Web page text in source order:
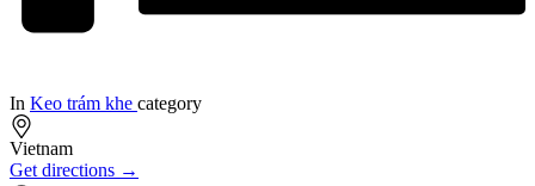
In Keo trám khe category
Vietnam
Get directions →